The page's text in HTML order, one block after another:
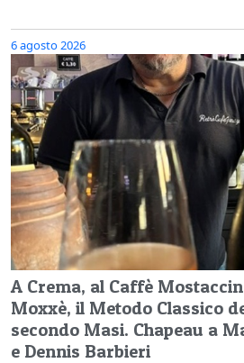
6 agosto 2026
A Crema, al Caffè
Moxxè, il Metodo Classico
secondo Masi. Chapeau a
e Dennis Barbieri